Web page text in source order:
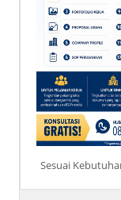
Sesuai